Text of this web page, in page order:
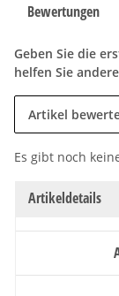
Bewertungen
Geben Sie die
helfen Sie
Artikel
Es gibt noch
Artikeldetails